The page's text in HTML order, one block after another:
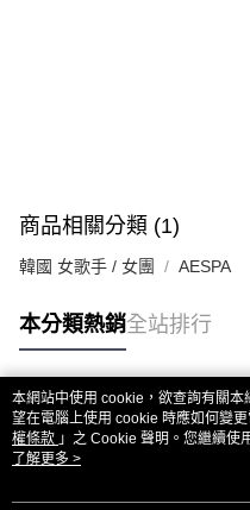
商品相關分類 (1)
韓國 女歌手 / 女團 AESPA
本分類熱銷全站排行
熱門標籤
本網站中使用 cookie，欲查詢有關
望在電腦上使用 cookie 時應如何變
權條款 」之 Cookie 聲明。您繼續使
用條款之 Cookie 聲明使用 cookie。
了解更多 >